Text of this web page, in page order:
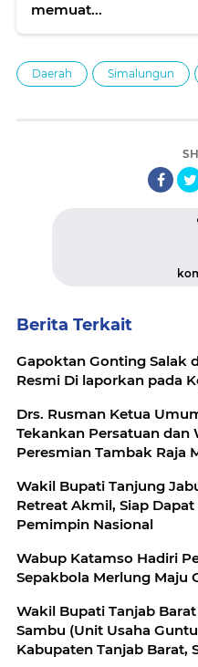
memuat...
Daerah Simalungun
Berita Terkait
Gapoktan Gonting Salak
Resmi Di laporkan pada
Drs. Rusman Ketua
Tekankan Persatuan dan
Peresmian Tambak Raja
Wakil Bupati Tanjung
Retreat Akmil, Siap
Pemimpin Nasional
Wabup Katamso Hadiri
Sepakbola Merlung Maju
Wakil Bupati Tanjab
Sambu (Unit Usaha
Kabupaten Tanjab Barat,